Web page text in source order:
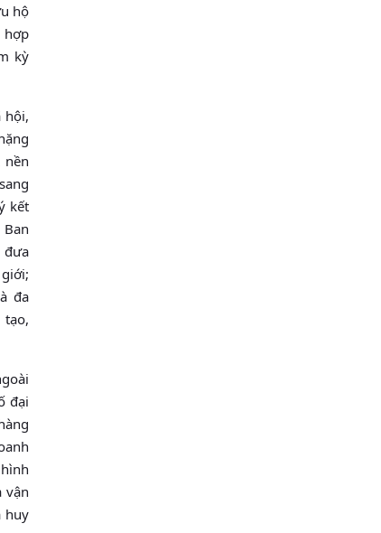
hộ
hợp
kỳ
hội,
nền
kết
đưa
đa
đại
vận
huy